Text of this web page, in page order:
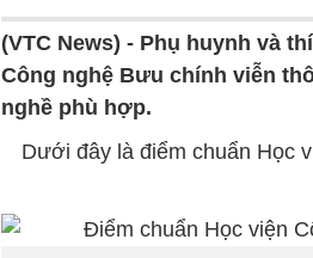
(VTC News) - Phụ huynh và
Công nghệ Bưu chính viễn
nghề phù hợp.
Dưới đây là điểm chuẩn Học